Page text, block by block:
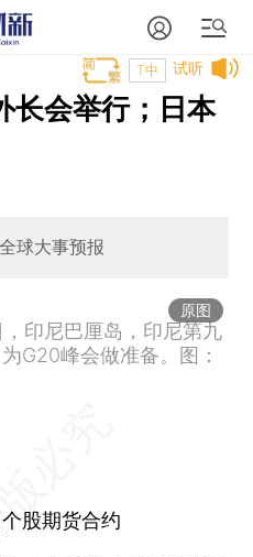
试听
T中
长会举行；日本
球大事预报
原图
印尼巴厘岛，印尼第九
G20峰会做准备。图：
股期货合约